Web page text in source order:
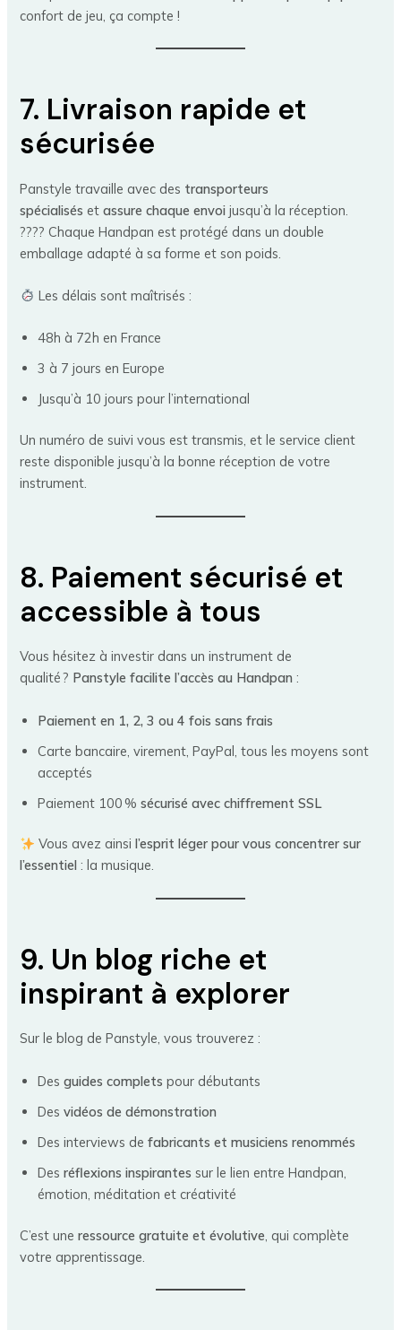
confort de jeu, ça compte !
7. Livraison rapide et
sécurisée
Panstyle travaille avec des transporteurs
spécialisés etassure chaque envoi jusqu’à la réception.
???? Chaque Handpan est protégé dans un double
emballage adapté à sa forme et son poids.
Les délais sont maîtrisés :
48h à 72h en France
3 à 7 jours en Europe
Jusqu’à 10 jours pour l’international
Un numéro de suivi vous est transmis, et le service client
reste disponible jusqu’à la bonne réception de votre
instrument.
8. Paiement sécurisé et
accessible à tous
Vous hésitez à investir dans un instrument de
qualité ? Panstyle facilite l’accès au Handpan :
Paiement en 1, 2, 3 ou 4 fois sans frais
Carte bancaire, virement, PayPal, tous les moyens sont
acceptés
Paiement 100 %sécurisé avec chiffrement SSL
Vous avez ainsil’esprit léger pour vous concentrer sur
l’essentiel : la musique.
9. Un blog riche et
inspirant à explorer
Sur le blog de Panstyle, vous trouverez :
Desguides complets pour débutants
Desvidéos de démonstration
Des interviews defabricants et musiciens renommés
Desréflexions inspirantes sur le lien entre Handpan,
émotion, méditation et créativité
C’est uneressource gratuite et évolutive , qui complète
votre apprentissage.